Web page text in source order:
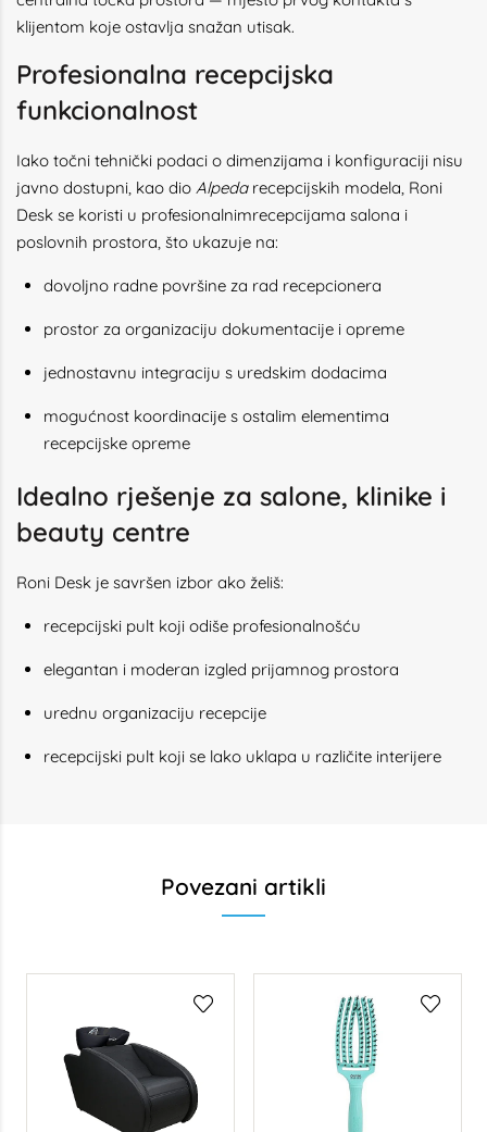
klijentom koje ostavlja snažan utisak.
Profesionalna recepcijska
funkcionalnost
Iako točni tehnički podaci o dimenzijama i konfiguraciji nisu
javno dostupni, kao dio Alpedarecepcijskih modela, Roni
Desk se koristi u profesionalnimrecepcijama salona i
poslovnih prostora, što ukazuje na:
dovoljno radne površine za rad recepcionera
prostor za organizaciju dokumentacije i opreme
jednostavnu integraciju s uredskim dodacima
mogućnost koordinacije s ostalim elementima
recepcijske opreme
Idealno rješenje za salone, klinike i
beauty centre
Roni Desk je savršen izbor ako želiš:
recepcijski pult koji odiše profesionalnošću
elegantan i moderan izgled prijamnog prostora
urednu organizaciju recepcije
recepcijski pult koji se lako uklapa u različite interijere
Povezani artikli